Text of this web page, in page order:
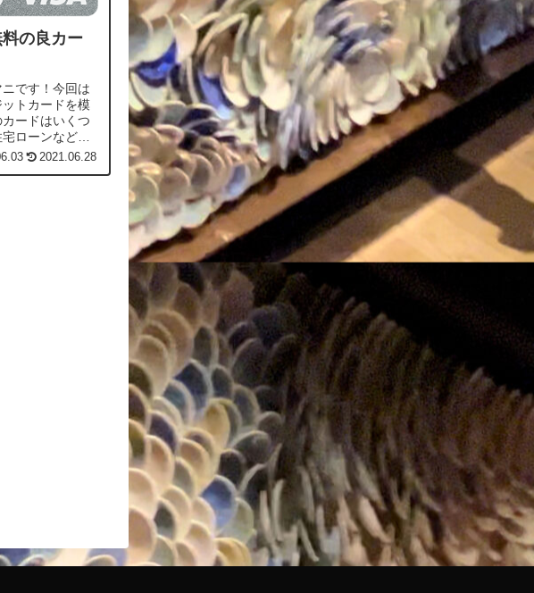
料の良カー
です！今回は
トカードを模
ードはいくつ
ローンなどの
不... 2021.06.28